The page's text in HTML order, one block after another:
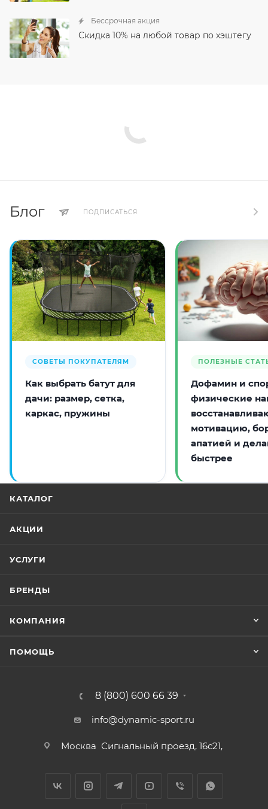
Бессрочная акция
Скидка 10% на любой товар по хэштегу
Блог ПОДПИСАТЬСЯ
СОВЕТЫ ПОКУПАТЕЛЯМ
Как выбрать батут для
дачи: размер, сетка,
каркас, пружины
ПОЛЕЗНЫЕ
Дофамин и
физические
мотивацию,
апатией и
быстрее
КАТАЛОГ
АКЦИИ
УСЛУГИ
БРЕНДЫ
КОМПАНИЯ
ПОМОЩЬ
8 (800) 600 66 39
info@dynamic-sport.ru
Москва Сигнальный проезд, 16с21,